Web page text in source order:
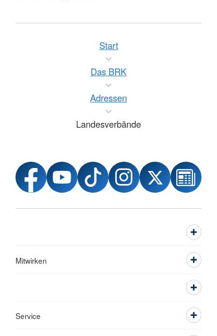
Start
Das BRK
Adressen
Landesverbände
Mitwirken
Service